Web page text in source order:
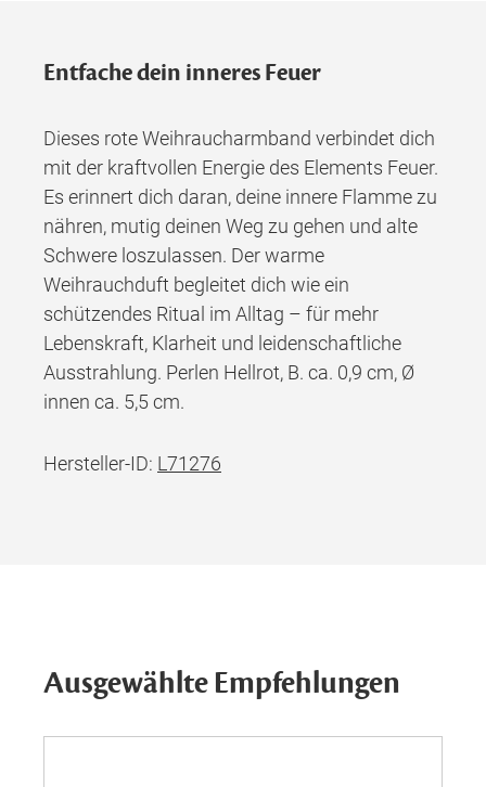
Entfache dein inneres Feuer
Dieses rote Weihraucharmband verbindet dich
mit der kraftvollen Energie des Elements Feuer.
Es erinnert dich daran, deine innere Flamme zu
nähren, mutig deinen Weg zu gehen und alte
Schwere loszulassen. Der warme
Weihrauchduft begleitet dich wie ein
schützendes Ritual im Alltag – für mehr
Lebenskraft, Klarheit und leidenschaftliche
Ausstrahlung. Perlen Hellrot, B. ca. 0,9 cm, Ø
innen ca. 5,5 cm.
Hersteller-ID: L71276
Ausgewählte Empfehlungen